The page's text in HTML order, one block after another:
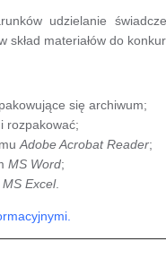
udzielanie
materiałów do
się archiwum;
rozpakować;
Adobe Acrobat Reader;
MS Word;
MS Excel.